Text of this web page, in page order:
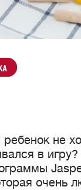
не
в игру?
очень